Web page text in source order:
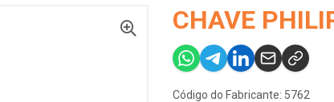
CHAVE
Código do Fabricante: 5762